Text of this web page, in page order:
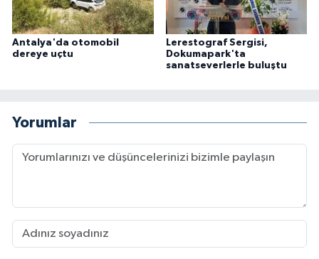
Antalya'da otomobil
dereye uçtu
Lerestograf Sergisi,
Dokumapark'ta
sanatseverlerle buluştu
Yorumlar